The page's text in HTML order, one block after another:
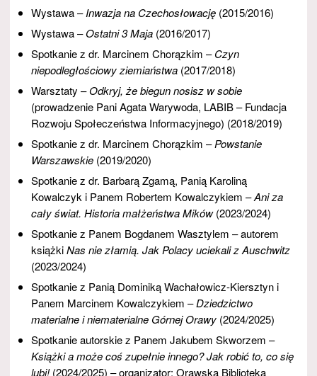
Wystawa –Inwazja na Czechosłowację (2015/2016)
Wystawa –Ostatni 3 Maja (2016/2017)
Spotkanie z dr. Marcinem Chorązkim –Czyn
niepodległościowy ziemiaństwa (2017/2018)
Warsztaty –Odkryj, że biegun nosisz w sobie
(prowadzenie Pani Agata Warywoda, LABIB – Fundacja
Rozwoju Społeczeństwa Informacyjnego) (2018/2019)
Spotkanie z dr. Marcinem Chorązkim –Powstanie
Warszawskie (2019/2020)
Spotkanie z dr. Barbarą Zgamą, Panią Karoliną
Kowalczyk i Panem Robertem Kowalczykiem –Ani za
cały świat. Historia małżeństwa Mików(2023/2024)
Spotkanie z Panem Bogdanem Wasztylem – autorem
książkiNas nie złamią. Jak Polacy uciekali z Auschwitz
(2023/2024)
Spotkanie z Panią Dominiką Wachałowicz-Kiersztyn i
Panem Marcinem Kowalczykiem –Dziedzictwo
materialne i niematerialne Górnej Orawy (2024/2025)
Spotkanie autorskie z Panem Jakubem Skworzem –
Książki a może coś zupełnie innego? Jak robić to, co się
lubi!(2024/2025) – organizator: Orawska Biblioteka